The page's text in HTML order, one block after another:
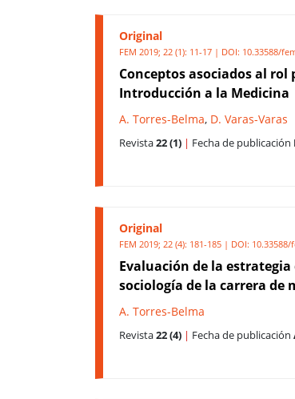
Original
FEM 2019; 22 (1): 11-17 | DOI: 10.33588/
Conceptos asociados al
Introducción a la Medicina
A. Torres-Belma, D. Varas-Varas
Revista22 (1) | Fecha de publicación
Original
FEM 2019; 22 (4): 181-185 | DOI: 10.33588/
Evaluación de la
sociología de la carrera de
A. Torres-Belma
Revista22 (4) | Fecha de publicación